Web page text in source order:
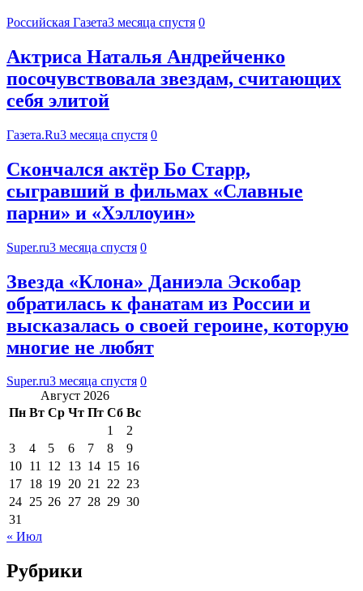
Российская Газета3 месяца спустя 0
Актриса Наталья Андрейченко
посочувствовала звездам, считающих
себя элитой
Газета.Ru3 месяца спустя 0
Скончался актёр Бо Старр,
сыгравший в фильмах «Славные
парни» и «Хэллоуин»
Super.ru3 месяца спустя 0
Звезда «Клона» Даниэла Эскобар
обратилась к фанатам из России и
высказалась о своей героине, которую
многие не любят
Super.ru3 месяца спустя 0
Август 2026
Пн Вт Ср Чт Пт Сб Вс
1
2
3
4 5 6 7 8
9
10 11 12 13 14 15 16
17 18 19 20 21 22 23
24 25 26 27 28 29 30
31
« Июл
Рубрики